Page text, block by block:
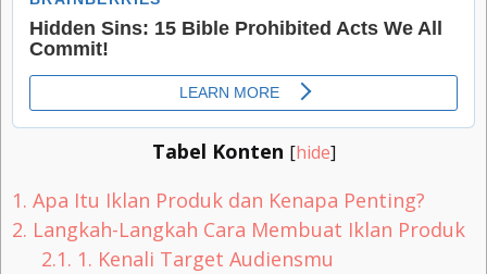
Tabel Konten [hide]
1. Apa Itu Iklan Produk dan Kenapa Penting?
2. Langkah-Langkah Cara Membuat Iklan Produk
2.1. 1. Kenali Target Audiensmu